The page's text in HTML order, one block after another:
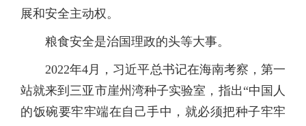
展和安全主动权。
粮食安全是治国理政的头等大事。
2022年4月，习近平总书记在海南考察，第一
站就来到三亚市崖州湾种子实验室，指出“中国人
的饭碗要牢牢端在自己手中，就必须把种子牢牢